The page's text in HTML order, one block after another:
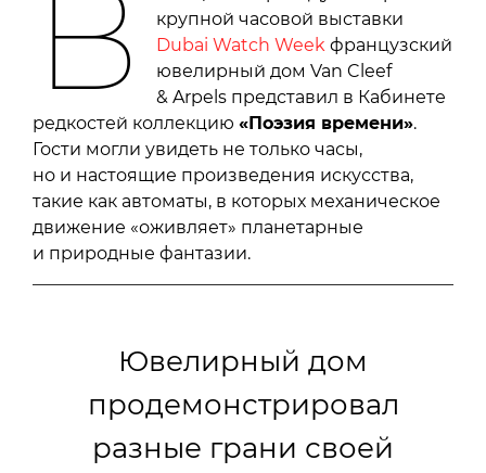
В
крупной часовой выставки
Dubai Watch Week французский
ювелирный дом Van Cleef
& Arpels представил в Кабинете
редкостей коллекцию «Поэзия времени».
Гости могли увидеть не только часы,
но и настоящие произведения искусства,
такие как автоматы, в которых механическое
движение «оживляет» планетарные
и природные фантазии.
Ювелирный дом
продемонстрировал
разные грани своей